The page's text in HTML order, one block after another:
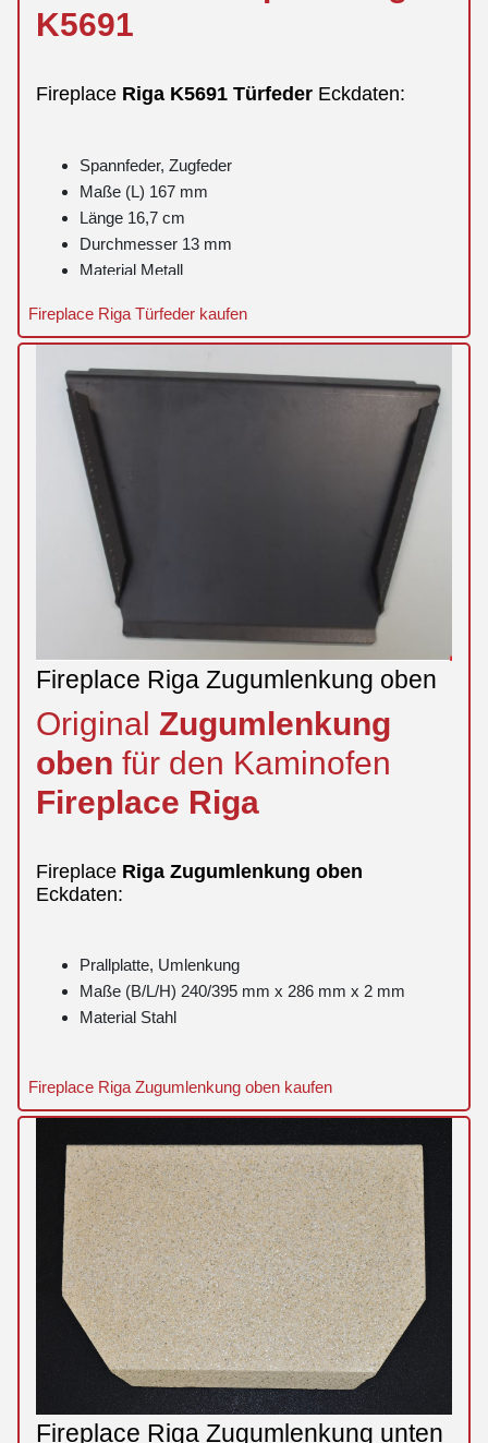
K5691
Fireplace Riga K5691 Türfeder Eckdaten:
Spannfeder, Zugfeder
Maße (L) 167 mm
Länge 16,7 cm
Durchmesser 13 mm
Material Metall
Fireplace Riga Türfeder kaufen
Fireplace Riga Zugumlenkung oben
Original Zugumlenkung
oben für den Kaminofen
Fireplace Riga
Fireplace Riga Zugumlenkung oben
Eckdaten:
Prallplatte, Umlenkung
Maße (B/L/H) 240/395 mm x 286 mm x 2 mm
Material Stahl
Fireplace Riga Zugumlenkung oben kaufen
Fireplace Riga Zugumlenkung unten